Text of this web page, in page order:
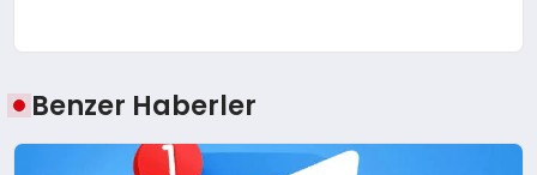
Benzer Haberler